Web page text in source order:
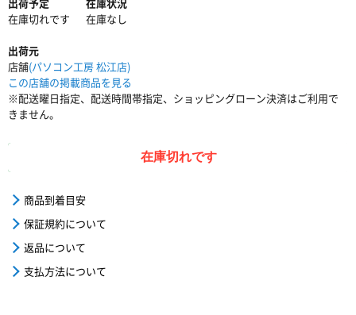
在庫切れです
在庫なし
出荷元
店舗(パソコン工房 松江店)
この店舗の掲載商品を見る
※配送曜日指定、配送時間帯指定、ショッピングローン決済はご利用で
きません。
在庫切れです
商品到着目安
保証規約について
返品について
支払方法について